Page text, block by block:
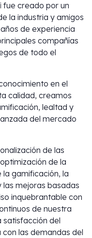
fue creado por un
la industria y amigos
de experiencia
compañías
de todo el
en el
calidad, creamos
lealtad y
del mercado
de las
de la
gamificación, la
mejoras basadas
inquebrantable con
de nuestra
del
las demandas del